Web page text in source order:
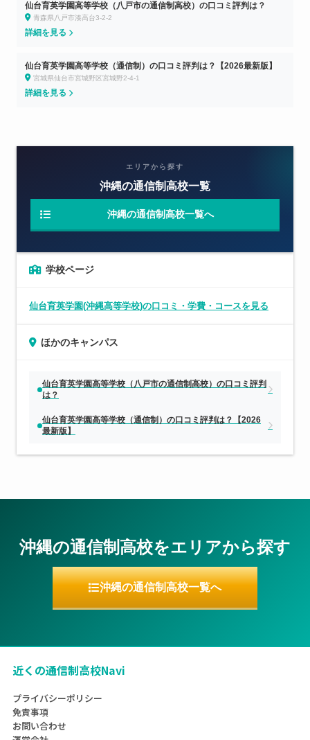
仙台育英学園高等学校（八戸市の通信制高校）の口コミ評判は？
青森県八戸市湊高台3-2-2
詳細を見る
仙台育英学園高等学校（通信制）の口コミ評判は？【2026最新版】
宮城県仙台市宮城野区宮城野2-4-1
詳細を見る
エリアから探す
沖縄の通信制高校一覧
沖縄の通信制高校一覧へ
学校ページ
仙台育英学園(沖縄高等学校)の口コミ・学費・コースを見る
ほかのキャンパス
仙台育英学園高等学校（八戸市の通信制高校）の口コミ評判
は？
仙台育英学園高等学校（通信制）の口コミ評判は？【2026
最新版】
沖縄の通信制高校をエリアから探す
沖縄の通信制高校一覧へ
近くの通信制高校Navi
プライバシーポリシー
免責事項
お問い合わせ